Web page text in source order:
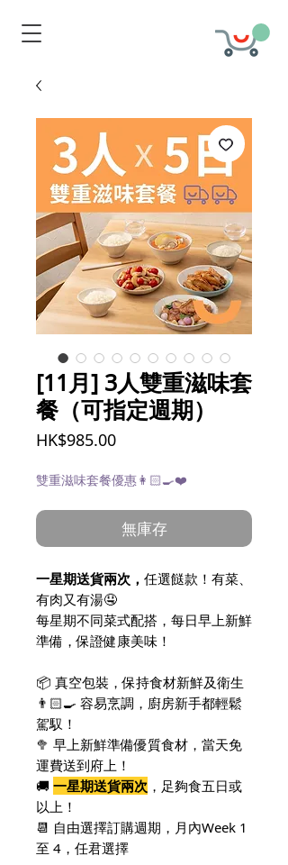
[11月] 3人雙重滋味套
餐（可指定週期）
HK$985.00價
雙重滋味套餐優惠👩🏻‍🍳❤️
無庫存
一星期送貨兩次， 任選餸款！有菜、
有肉又有湯🤤
每星期不同菜式配搭，每日早上新鮮
準備，保證健康美味！
📦 真空包裝，保持食材新鮮及衛生
👨🏻‍🍳 容易烹調，廚房新手都輕鬆
駕馭！
🥦 早上新鮮準備優質食材，當天免
運費送到府上！
🚚 一星期送貨兩次 ，足夠食五日或
以上！
📆 自由選擇訂購週期，月內Week 1
至 4，任君選擇